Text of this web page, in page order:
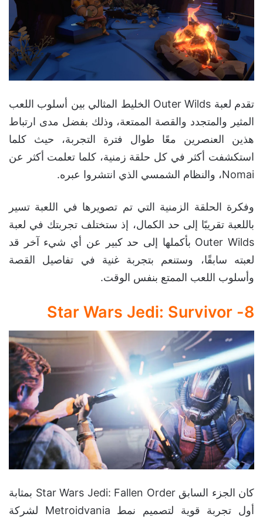
تقدم لعبة Outer Wilds الخليط المثالي بين أسلوب اللعب
المثير والمتجدد والقصة الممتعة، وذلك بفضل مدى ارتباط
هذين العنصرين معًا طوال فترة التجربة، حيث كلما
استكشفت أكثر في كل حلقة زمنية، كلما تعلمت أكثر عن
Nomai، والنظام الشمسي الذي انتشروا عبره.
وفكرة الحلقة الزمنية التي تم تصويرها في اللعبة تسير
باللعبة تقريبًا إلى حد الكمال، إذ ستختلف تجربتك في لعبة
Outer Wilds بأكملها إلى حد كبير عن أي شيء آخر قد
لعبته سابقًا، وستنعم بتجربة غنية في تفاصيل القصة
وأسلوب اللعب الممتع بنفس الوقت.
8- Star Wars Jedi: Survivor
كان الجزء السابق Star Wars Jedi: Fallen Order بمثابة
أول تجربة قوية لتصميم نمط Metroidvania لشركة